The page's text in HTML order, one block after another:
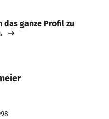
das ganze Profil zu